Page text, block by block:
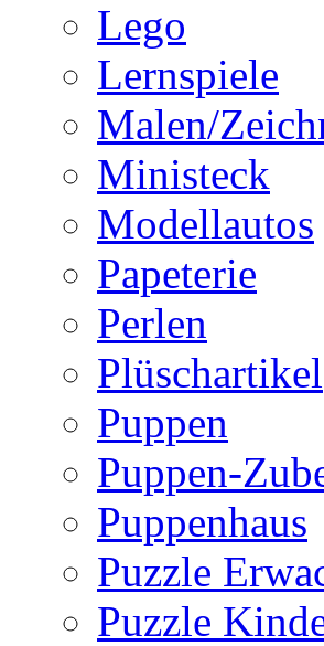
Lego
Lernspiele
Malen/
Ministeck
Modellautos
Papeterie
Perlen
Plüschartikel
Puppen
Puppen-
Puppenhaus
Puzzle
Puzzle